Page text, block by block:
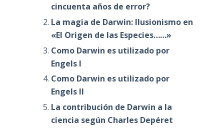
cincuenta años de error?
La magia de Darwin: Ilusionismo en
«El Origen de las Especies……»
Como Darwin es utilizado por
Engels I
Como Darwin es utilizado por
Engels II
La contribución de Darwin a la
ciencia según Charles Depéret